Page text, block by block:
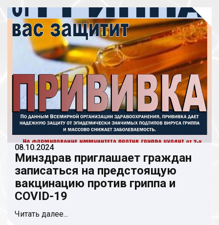
08.10.2024
Минздрав приглашает граждан
записаться на предстоящую
вакцинацию против гриппа и
COVID-19
Читать далее...